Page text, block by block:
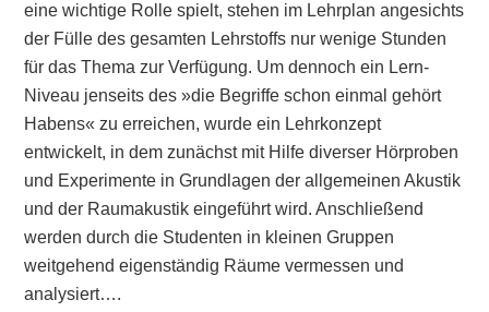
eine wichtige Rolle spielt, stehen im Lehrplan angesichts
der Fülle des gesamten Lehrstoffs nur wenige Stunden
für das Thema zur Verfügung. Um dennoch ein Lern-
Niveau jenseits des »die Begriffe schon einmal gehört
Habens« zu erreichen, wurde ein Lehrkonzept
entwickelt, in dem zunächst mit Hilfe diverser Hörproben
und Experimente in Grundlagen der allgemeinen Akustik
und der Raumakustik eingeführt wird. Anschließend
werden durch die Studenten in kleinen Gruppen
weitgehend eigenständig Räume vermessen und
analysiert….